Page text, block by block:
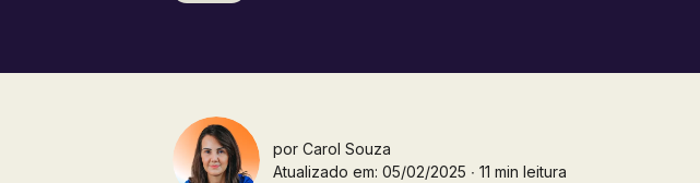
por Carol Souza
Atualizado em: 05/02/2025 ∙ 11 min leitura